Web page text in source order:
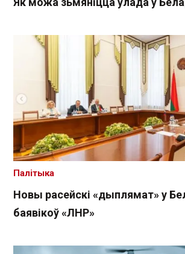
Новы расейскі «дыплямат» у
баявікоў «ЛНР»
Палітыка